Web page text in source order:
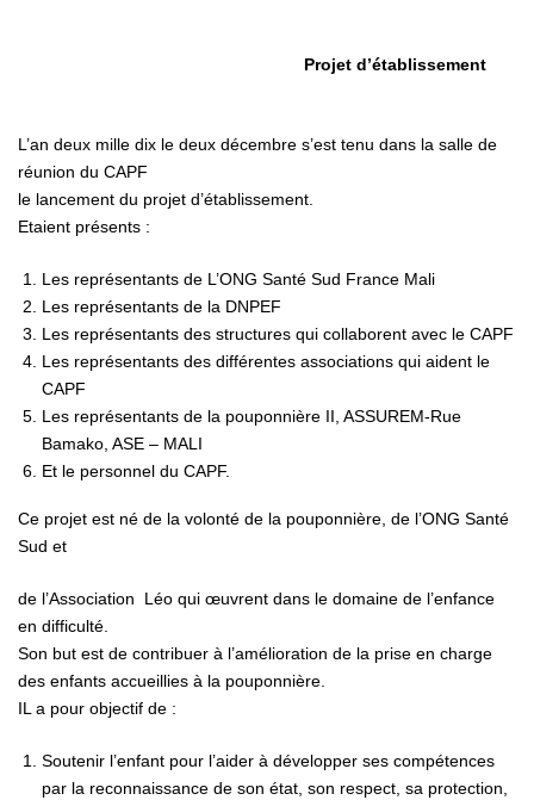
Projet d’établissement
L’an deux mille dix le deux décembre s’est tenu dans la salle de
réunion du CAPF
le lancement du projet d’établissement.
Etaient présents :
Les représentants de L’ONG Santé Sud France Mali
Les représentants de la DNPEF
Les représentants des structures qui collaborent avec le CAPF
Les représentants des différentes associations qui aident le
CAPF
Les représentants de la pouponnière II, ASSUREM-Rue
Bamako, ASE – MALI
Et le personnel du CAPF.
Ce projet est né de la volonté de la pouponnière, de l’ONG Santé
Sud et
de l’Association Léo qui œuvrent dans le domaine de l’enfance
en difficulté.
Son but est de contribuer à l’amélioration de la prise en charge
des enfants accueillies à la pouponnière.
IL a pour objectif de :
Soutenir l’enfant pour l’aider à développer ses compétences
par la reconnaissance de son état, son respect, sa protection,